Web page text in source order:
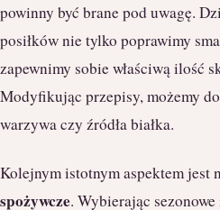
powinny być brane pod uwagę.
posiłków nie tylko poprawimy
zapewnimy sobie właściwą ilość
Modyfikując przepisy, możemy
warzywa czy źródła białka.
Kolejnym istotnym aspektem jest
spożywcze. Wybierając